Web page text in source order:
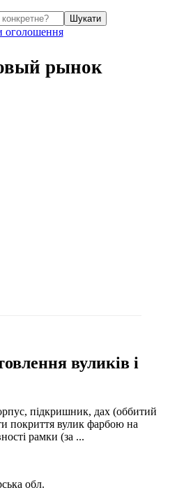
Шукати
оголошення
рынок
вуликів і
підкришник, дах (оббитий
покриття вулик фарбою на
рамки (за ...
обл.